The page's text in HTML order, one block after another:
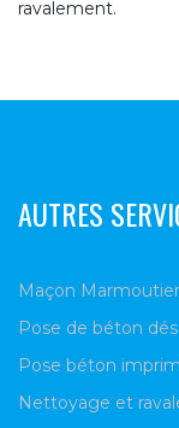
ravalement.
AUTRES
Maçon Marmoutier
Pose de béton
Pose béton
Nettoyage et